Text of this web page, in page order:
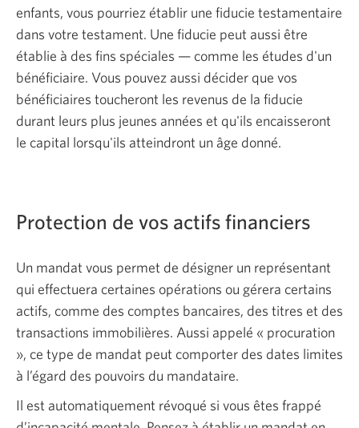
enfants, vous pourriez établir une fiducie testamentaire
dans votre testament. Une fiducie peut aussi être
établie à des fins spéciales — comme les études d'un
bénéficiaire. Vous pouvez aussi décider que vos
bénéficiaires toucheront les revenus de la fiducie
durant leurs plus jeunes années et qu'ils encaisseront
le capital lorsqu'ils atteindront un âge donné.
Protection de vos actifs financiers
Un mandat vous permet de désigner un représentant
qui effectuera certaines opérations ou gérera certains
actifs, comme des comptes bancaires, des titres et des
transactions immobilières. Aussi appelé « procuration
», ce type de mandat peut comporter des dates limites
à l’égard des pouvoirs du mandataire.
Il est automatiquement révoqué si vous êtes frappé